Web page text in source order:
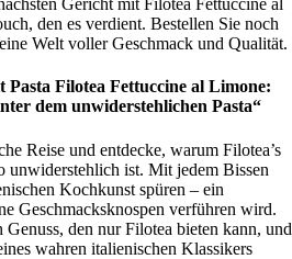
Gericht mit Filotea Fettuccine al
den es verdient. Bestellen Sie noch
Welt voller Geschmack und Qualität.
Filotea Fettuccine al Limone:
dem unwiderstehlichen Pasta“
Reise und entdecke, warum Filotea’s
unwiderstehlich ist. Mit jedem Bissen
Kochkunst spüren – ein
Geschmacksknospen verführen wird.
Genuss, den nur Filotea bieten kann, und
wahren italienischen Klassikers